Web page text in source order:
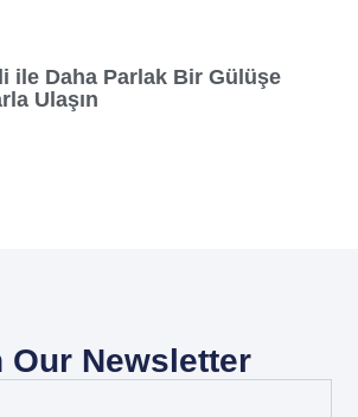
ile Daha Parlak Bir Gülüşe
Ulaşın
Our Newsletter